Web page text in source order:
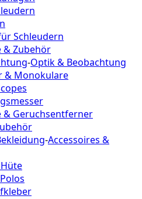
Schleudern
& Zubehör
-Optik & Beobachtung
& Monokulare
& Geruchsentferner
-Accessoires &